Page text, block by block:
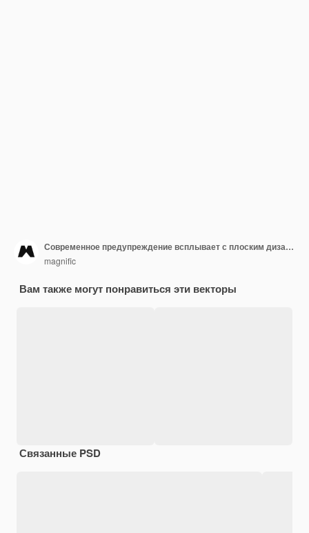
Современное предупреждение всплывает с плоским дизайном
magnific
Вам также могут понравиться эти векторы
Связанные PSD